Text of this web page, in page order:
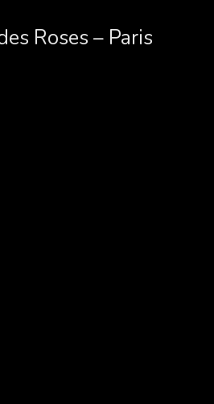
Roses – Paris